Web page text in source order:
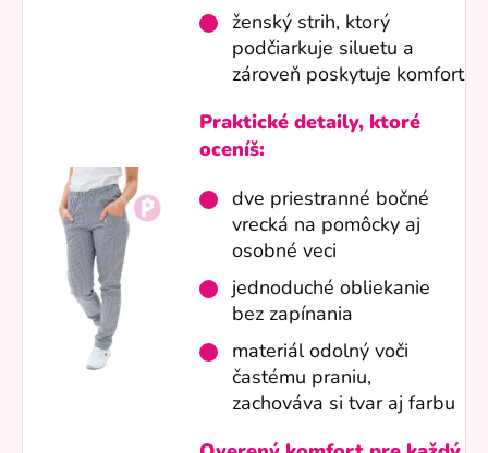
ženský strih, ktorý
podčiarkuje siluetu a
zároveň poskytuje komfort
Praktické detaily, ktoré
oceníš:
dve priestranné bočné
vrecká na pomôcky aj
osobné veci
jednoduché obliekanie
bez zapínania
materiál odolný voči
častému praniu,
zachováva si tvar aj farbu